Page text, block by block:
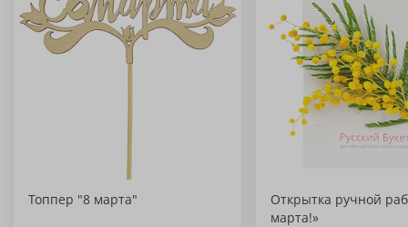
Топпер "8 марта"
Открытка ручной
марта!»